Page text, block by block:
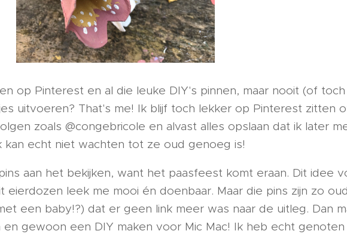
op Pinterest en al die leuke DIY's pinnen, maar nooit (of toch
uitvoeren? That's me! Ik blijf toch lekker op Pinterest zitten
zoals @congebricole en alvast alles opslaan dat ik later
kan echt niet wachten tot ze oud genoeg is!
aan het bekijken, want het paasfeest komt eraan. Dit idee
eierdozen leek me mooi én doenbaar. Maar die pins zijn zo
een baby!?) dat er geen link meer was naar de uitleg. Dan
gewoon een DIY maken voor Mic Mac! Ik heb echt genoten